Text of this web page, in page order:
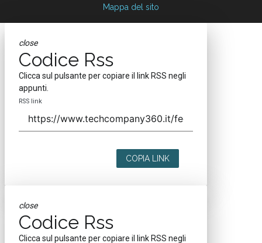
Mappa del sito
close
Codice Rss
Clicca sul pulsante per copiare il link RSS negli
appunti.
RSS link
COPIA LINK
close
Codice Rss
Clicca sul pulsante per copiare il link RSS negli